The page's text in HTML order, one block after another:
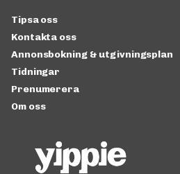
Tipsa oss
Kontakta oss
Annonsbokning & utgivningsplan
Tidningar
Prenumerera
Om oss